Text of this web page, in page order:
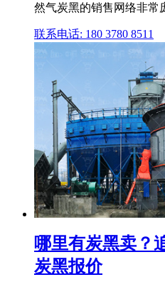
然气炭黑的销售网络非常
联系电话: 180 3780 8511
哪里有炭黑卖？
炭黑报价